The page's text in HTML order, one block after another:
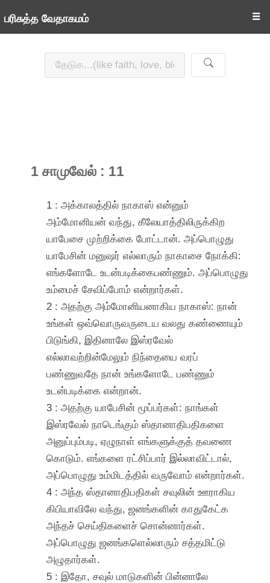
பரிசுத்த வேதாகமம் ☰
1 சாமுவேல் : 11
1 : அக்காலத்தில் நாகாஸ் என்னும்
அம்மோனியன் வந்து, கீலேயாத்திலிருக்கிற
யாபேசை முற்றிக்கை போட்டான். அப்பொழுது
யாபேசின் மனுஷர் எல்லாரும் நாகாசை நோக்கி:
எங்களோடே உடன்படிக்கைபண்ணும். அப்பொழுது
உம்மைச் சேவிப்போம் என்றார்கள்.
2 : அதற்கு அம்மோனியனாகிய நாகாஸ்: நான்
உங்கள் ஒவ்வொருவருடைய வலது கண்ணையும்
பிடுங்கி, இதினாலே இஸ்ரவேல்
எல்லாவற்றின்மேலும் நிந்தையை வரப்
பண்ணுவதே நான் உங்களோடே பண்ணும்
உடன்படிக்கை என்றான்.
3 : அதற்கு யாபேசின் மூப்பர்கள்: நாங்கள்
இஸ்ரவேல் நாடெங்கும் ஸ்தானாதிபதிகளை
அனுப்பும்படி, ஏழுநாள் எங்களுக்குத் தவணை
கொடும். எங்களை ரட்சிப்பார் இல்லாவிட்டால்,
அப்பொழுது உம்மிடத்தில் வருவோம் என்றார்கள்.
4 : அந்த ஸ்தானாதிபதிகள் சவுலின் ஊராகிய
கிபியாவிலே வந்து, ஜனங்களின் காதுகேட்க
அந்தச் செய்திகளைச் சொன்னார்கள்.
அப்பொழுது ஜனங்களெல்லாரும் சத்தமிட்டு
அழுதார்கள்.
5 : இதோ, சவுல் மாடுகளின் பின்னாலே